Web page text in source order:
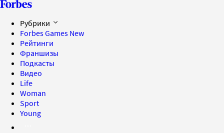
Рубрики
Forbes Games New
Рейтинги
Франшизы
Подкасты
Видео
Life
Woman
Sport
Young